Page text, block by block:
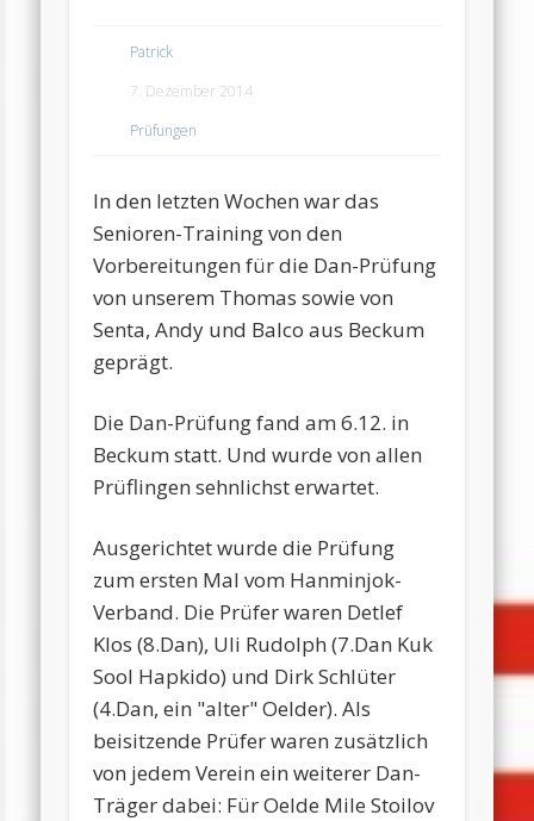
Patrick
7. Dezember 2014
Prüfungen
In den letzten Wochen war das
Senioren-Training von den
Vorbereitungen für die Dan-Prüfung
von unserem Thomas sowie von
Senta, Andy und Balco aus Beckum
geprägt.
Die Dan-Prüfung fand am 6.12. in
Beckum statt. Und wurde von allen
Prüflingen sehnlichst erwartet.
Ausgerichtet wurde die Prüfung
zum ersten Mal vom Hanminjok-
Verband. Die Prüfer waren Detlef
Klos (8.Dan), Uli Rudolph (7.Dan Kuk
Sool Hapkido) und Dirk Schlüter
(4.Dan, ein "alter" Oelder). Als
beisitzende Prüfer waren zusätzlich
von jedem Verein ein weiterer Dan-
Träger dabei: Für Oelde Mile Stoilov